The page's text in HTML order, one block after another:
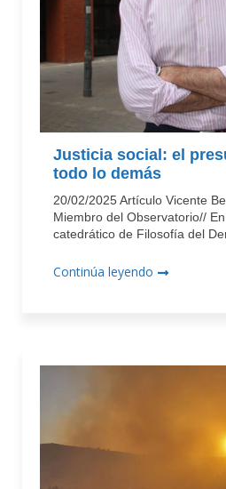
Justicia social: el
todo lo demás
20/02/2025 Artículo Vicente
Miembro del Observatorio//
catedrático de Filosofía del
Continúa leyendo